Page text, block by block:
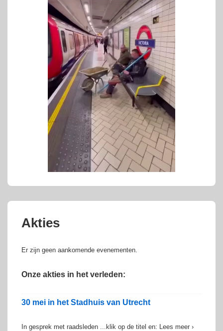
Akties
Er zijn geen aankomende evenementen.
Onze akties in het verleden:
30 mei in het Stadhuis van Utrecht
In gesprek met raadsleden ...klik op de titel en: Lees meer ›